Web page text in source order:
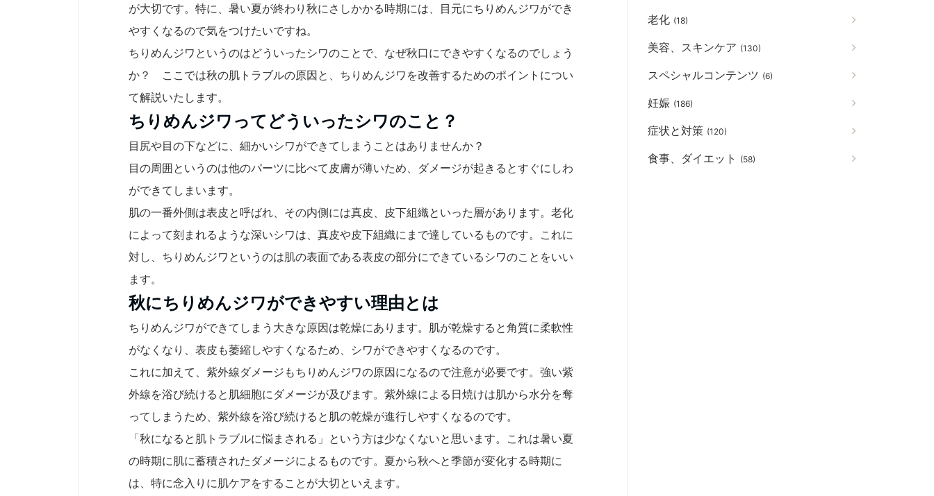
が大切です。特に、暑い夏が終わり秋にさしかかる時期には、目元にちりめんジワができ
やすくなるので気をつけたいですね。
ちりめんジワというのはどういったシワのことで、なぜ秋口にできやすくなるのでしょう
か？ ここでは秋の肌トラブルの原因と、ちりめんジワを改善するためのポイントについ
て解説いたします。
ちりめんジワってどういったシワのこと？
目尻や目の下などに、細かいシワができてしまうことはありませんか？
目の周囲というのは他のパーツに比べて皮膚が薄いため、ダメージが起きるとすぐにしわ
ができてしまいます。
肌の一番外側は表皮と呼ばれ、その内側には真皮、皮下組織といった層があります。老化
によって刻まれるような深いシワは、真皮や皮下組織にまで達しているものです。これに
対し、ちりめんジワというのは肌の表面である表皮の部分にできているシワのことをいい
ます。
秋にちりめんジワができやすい理由とは
ちりめんジワができてしまう大きな原因は乾燥にあります。肌が乾燥すると角質に柔軟性
がなくなり、表皮も萎縮しやすくなるため、シワができやすくなるのです。
これに加えて、紫外線ダメージもちりめんジワの原因になるので注意が必要です。強い紫
外線を浴び続けると肌細胞にダメージが及びます。紫外線による日焼けは肌から水分を奪
ってしまうため、紫外線を浴び続けると肌の乾燥が進行しやすくなるのです。
「秋になると肌トラブルに悩まされる」という方は少なくないと思います。これは暑い夏
の時期に肌に蓄積されたダメージによるものです。夏から秋へと季節が変化する時期に
は、特に念入りに肌ケアをすることが大切といえます。
老化 (18)
美容、スキンケア (130)
スペシャルコンテンツ (6)
妊娠 (186)
症状と対策 (120)
食事、ダイエット (58)